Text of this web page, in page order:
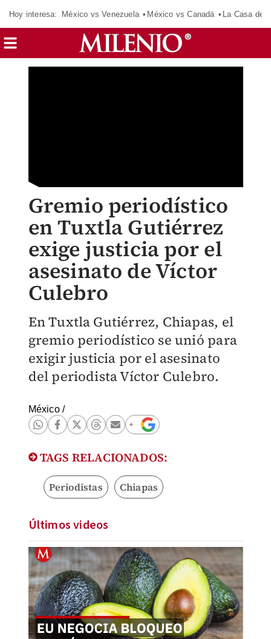
Hoy interesa: México vs Venezuela México vs Canadá La Casa de
Gremio periodístico
en Tuxtla Gutiérrez
exige justicia por el
asesinato de Víctor
Culebro
En Tuxtla Gutiérrez, Chiapas, el
gremio periodístico se unió para
exigir justicia por el asesinato
del periodista Víctor Culebro.
México/
TAGS RELACIONADOS:
Periodistas Chiapas
Últimos videos